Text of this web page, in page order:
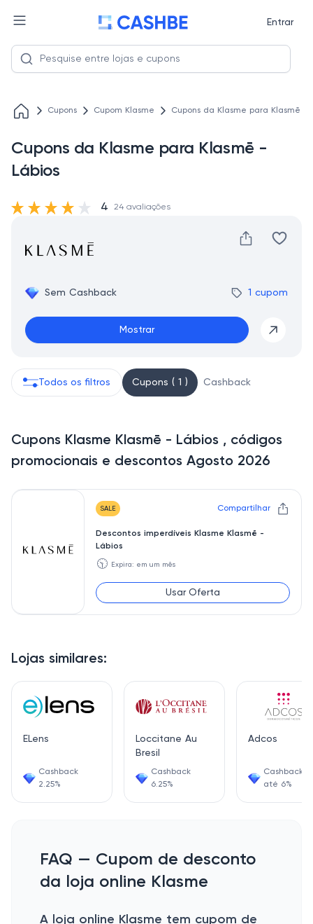
Entrar
Cupons Cupom Klasme Cupons da Klasme para Klasmē -
Cupons da Klasme para Klasmē -
Lábios
Sem Cashback 1 cupom
Mostrar
4 24 avaliações
Lojas similares:
ELens
Cashback
2.25%
Loccitane Au
Bresil
Cashback
6.25%
Adcos
Cashback
até 6%
Todos os filtros Cupons ( 1 ) Cashback
Cupons Klasme Klasmē - Lábios , códigos
promocionais e descontos Agosto 2026
SALE Compartilhar
Descontos imperdíveis Klasme Klasmē -
Lábios
🕥 Expira: em um mês
Usar Oferta
FAQ — Cupom de desconto
da loja online Klasme
A loja online Klasme tem cupom de